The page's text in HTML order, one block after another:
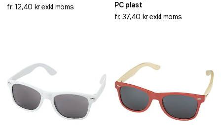
fr. 12,40 kr exkl moms
PC plast
fr. 37,40 kr exkl moms